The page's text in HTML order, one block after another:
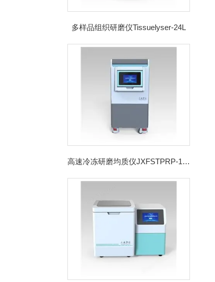
多样品组织研磨仪Tissuelyser-24L
高速冷冻研磨均质仪JXFSTPRP-192CL